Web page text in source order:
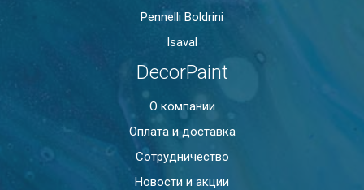
Pennelli Boldrini
Isaval
DecorPaint
О компании
Оплата и доставка
Сотрудничество
Новости и акции